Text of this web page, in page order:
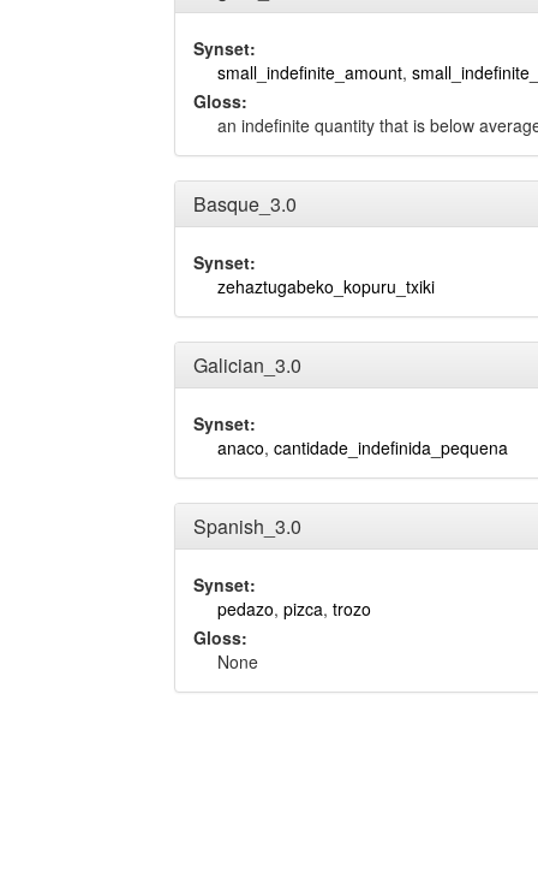
Synset:
small_indefinite_amount,
Gloss:
an indefinite quantity that is below
Basque_3.0
Synset:
zehaztugabeko_kopuru_txiki
Galician_3.0
Synset:
anaco, cantidade_indefinida_pequena
Spanish_3.0
Synset:
pedazo, pizca, trozo
Gloss:
None